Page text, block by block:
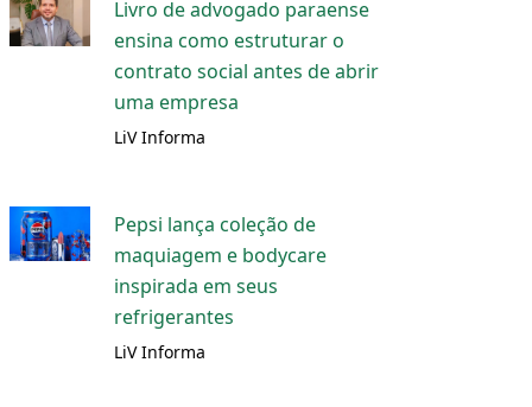
Livro de advogado paraense
ensina como estruturar o
contrato social antes de abrir
uma empresa
LiV Informa
Pepsi lança coleção de
maquiagem e bodycare
inspirada em seus
refrigerantes
LiV Informa